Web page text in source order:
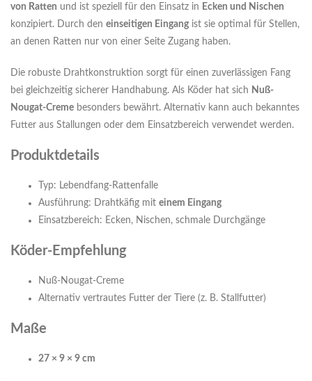
von Ratten und ist speziell für den Einsatz in Ecken und Nischen
konzipiert. Durch den einseitigen Eingang ist sie optimal für Stellen,
an denen Ratten nur von einer Seite Zugang haben.
Die robuste Drahtkonstruktion sorgt für einen zuverlässigen Fang
bei gleichzeitig sicherer Handhabung. Als Köder hat sich Nuß-
Nougat-Creme besonders bewährt. Alternativ kann auch bekanntes
Futter aus Stallungen oder dem Einsatzbereich verwendet werden.
Produktdetails
Typ: Lebendfang-Rattenfalle
Ausführung: Drahtkäfig mit einem Eingang
Einsatzbereich: Ecken, Nischen, schmale Durchgänge
Köder-Empfehlung
Nuß-Nougat-Creme
Alternativ vertrautes Futter der Tiere (z. B. Stallfutter)
Maße
27 × 9 × 9 cm